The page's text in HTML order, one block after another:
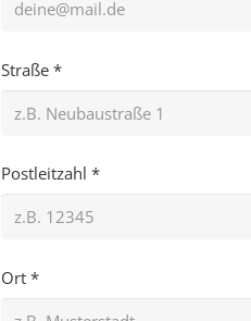
Straße *
Postleitzahl *
Ort *